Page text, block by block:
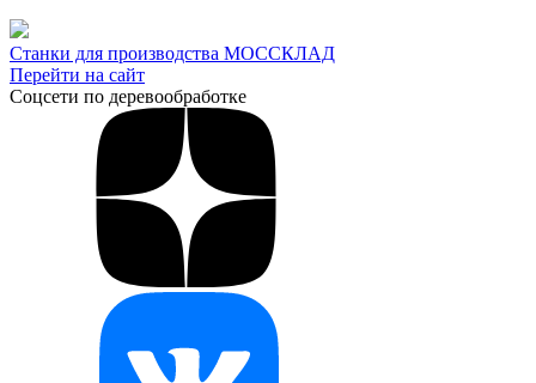
Станки для производства МОССКЛАД
Перейти на сайт
Соцсети по деревообработке